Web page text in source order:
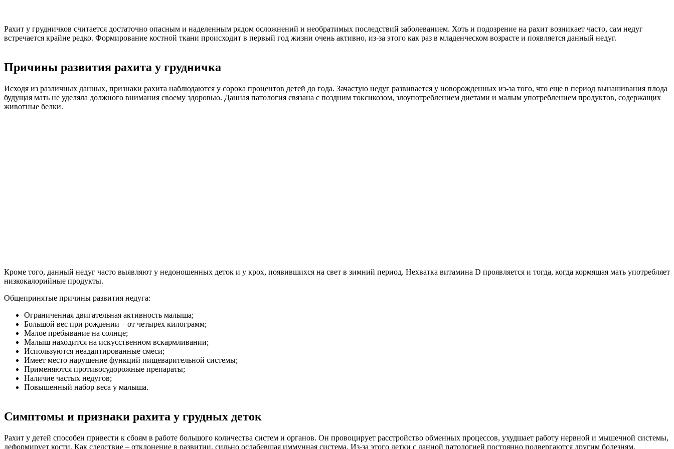
Рахит у грудничков считается достаточно опасным и наделенным рядом осложнений и необратимых последствий заболеванием. Хоть и подозрение на рахит возникает часто, сам недуг
встречается крайне редко. Формирование костной ткани происходит в первый год жизни очень активно, из-за этого как раз в младенческом возрасте и появляется данный недуг.
Причины развития рахита у грудничка
Исходя из различных данных, признаки рахита наблюдаются у сорока процентов детей до года. Зачастую недуг развивается у новорожденных из-за того, что еще в период вынашивания плода
будущая мать не уделяла должного внимания своему здоровью. Данная патология связана с поздним токсикозом, злоупотреблением диетами и малым употреблением продуктов, содержащих
животные белки.
Кроме того, данный недуг часто выявляют у недоношенных деток и у крох, появившихся на свет в зимний период. Нехватка витамина D проявляется и тогда, когда кормящая мать употребляет
низкокалорийные продукты.
Общепринятые причины развития недуга:
Ограниченная двигательная активность малыша;
Большой вес при рождении – от четырех килограмм;
Малое пребывание на солнце;
Малыш находится на искусственном вскармливании;
Используются неадаптированные смеси;
Имеет место нарушение функций пищеварительной системы;
Применяются противосудорожные препараты;
Наличие частых недугов;
Повышенный набор веса у малыша.
Симптомы и признаки рахита у грудных деток
Рахит у детей способен привести к сбоям в работе большого количества систем и органов. Он провоцирует расстройство обменных процессов, ухудшает работу нервной и мышечной системы,
деформирует кости. Как следствие – отклонение в развитии, сильно ослабевшая иммунная система. Из-за этого детки с данной патологией постоянно подвергаются другим болезням.